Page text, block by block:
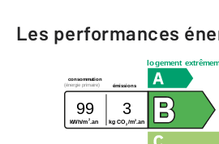
Les performances
logement
consommation
émissions
(énergie primaire)
99 3
kWh/m 2.an kg CO2/m2.an